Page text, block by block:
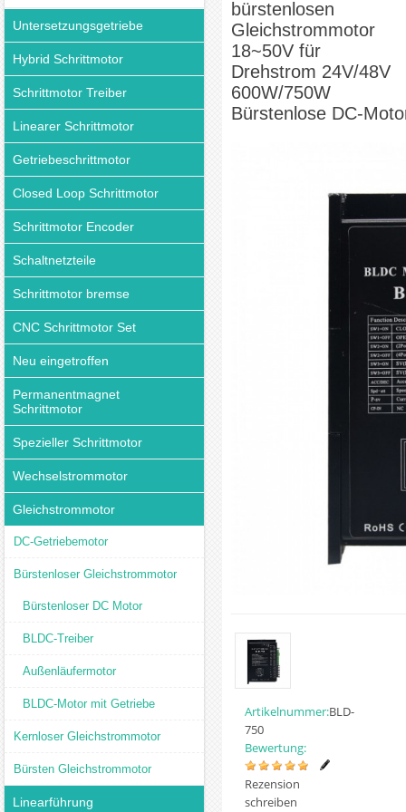
Untersetzungsgetriebe
Hybrid Schrittmotor
Schrittmotor Treiber
Linearer Schrittmotor
Getriebeschrittmotor
Closed Loop Schrittmotor
Schrittmotor Encoder
Schaltnetzteile
Schrittmotor bremse
CNC Schrittmotor Set
Neu eingetroffen
Permanentmagnet
Schrittmotor
Spezieller Schrittmotor
Wechselstrommotor
Gleichstrommotor
DC-Getriebemotor
Bürstenloser Gleichstrommotor
Bürstenloser DC Motor
BLDC-Treiber
Außenläufermotor
BLDC-Motor mit Getriebe
Kernloser Gleichstrommotor
Bürsten Gleichstrommotor
Linearführung
bürstenlosen
Gleichstrommotor
18~50V für
Drehstrom 24V/48V
600W/750W
Bürstenlose DC-
Artikelnummer:BLD-
750
Bewertung:
Rezension
schreiben